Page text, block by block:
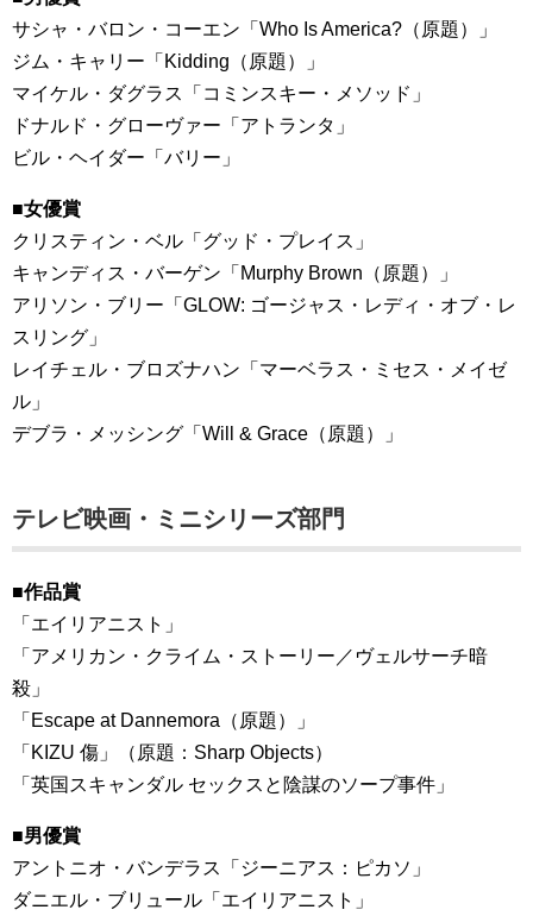
サシャ・バロン・コーエン「Who Is America?（原題）」
ジム・キャリー「Kidding（原題）」
マイケル・ダグラス「コミンスキー・メソッド」
ドナルド・グローヴァー「アトランタ」
ビル・ヘイダー「バリー」
■女優賞
クリスティン・ベル「グッド・プレイス」
キャンディス・バーゲン「Murphy Brown（原題）」
アリソン・ブリー「GLOW: ゴージャス・レディ・オブ・レ
スリング」
レイチェル・ブロズナハン「マーベラス・ミセス・メイゼ
ル」
デブラ・メッシング「Will & Grace（原題）」
テレビ映画・ミニシリーズ部門
■作品賞
「エイリアニスト」
「アメリカン・クライム・ストーリー／ヴェルサーチ暗
殺」
「Escape at Dannemora（原題）」
「KIZU 傷」（原題：Sharp Objects）
「英国スキャンダル セックスと陰謀のソープ事件」
■男優賞
アントニオ・バンデラス「ジーニアス：ピカソ」
ダニエル・ブリュール「エイリアニスト」